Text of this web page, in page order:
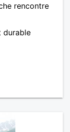
rencontre
durable